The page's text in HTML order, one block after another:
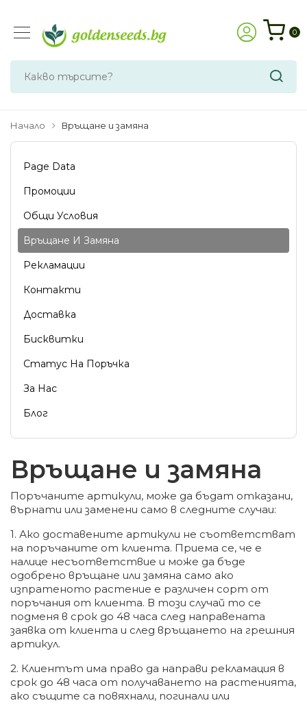
0
Начало Връщане и замяна
Page Data
Промоции
Общи Условия
Връщане И Замяна
Рекламации
Контакти
Доставка
Бисквитки
Статус На Поръчка
За Нас
Блог
Връщане и замяна
Поръчаните артикули, може да бъдат отказани,
върнати или заменени само в следните случаи:
1. Ако доставените артикули не съответстват
на поръчаните от клиента. Приема се, че е
налице несъответствие и може да бъде
одобрено връщане или замяна само ако
изпратеното растение е различен сорт от
поръчания от клиента. В този случай то се
подменя в срок до 48 часа след направената
заявка от клиента и след връщането на грешния
артикул.
2. Клиентът има право да направи рекламация в
срок до 48 часа от получаването на растенията,
ако същите са повяхнали, погинали или